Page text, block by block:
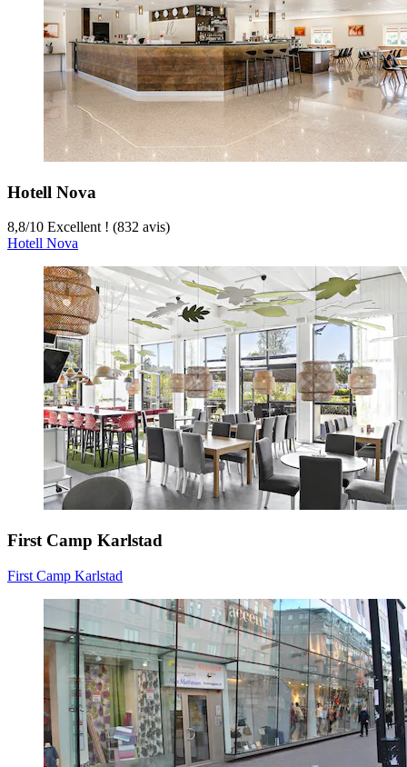
Hotell Nova
8,8/10 Excellent ! (832 avis)
Hotell Nova
First Camp Karlstad
First Camp Karlstad